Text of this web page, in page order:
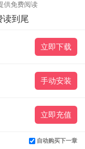
供免费阅读
读到尾
立即下载
手动安装
立即充值
自动购买下一章